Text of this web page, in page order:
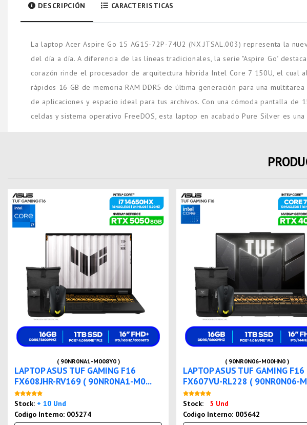
DESCRIPCIÓN CARACTERISTICAS
La laptop Acer Aspire Go 15 AG15-72P-74U2 (NX.JTSAL.003) representa la
del día a día. A diferencia de las líneas tradicionales, la serie "Aspire Go"
corazón rinde el procesador de arquitectura híbrida Intel Core 7 150U, el cual
rápidos 16 GB de memoria RAM DDR5 de última generación para una
de aplicaciones y espacio ideal para tus archivos. Con una cómoda pantalla
celdas y sistema operativo FreeDOS, esta laptop en acabado Pure Silver es
( 90NR0NA1-M008Y0 )
LAPTOP ASUS TUF GAMING F16
FX608JHR-RV169 ( 90NR0NA1-M0...
Stock: + 10 Und
Codigo Interno: 005274
( 90NR0N06-M00HN0 )
LAPTOP ASUS TUF GAMING F16
FX607VU-RL228 ( 90NR0N06-
Stock:
5 Und
Codigo Interno: 005642